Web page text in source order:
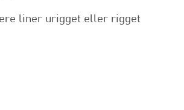
liner urigget eller rigget